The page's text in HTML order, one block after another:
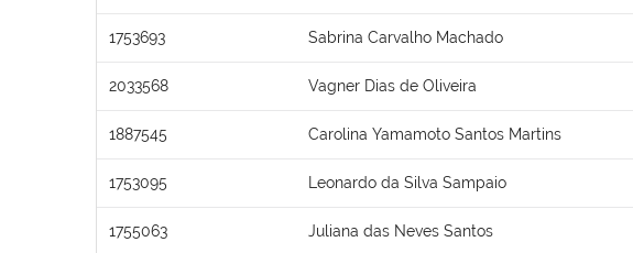
1753693 Sabrina Carvalho Machado
2033568 Vagner Dias de Oliveira
1887545 Carolina Yamamoto Santos Martins
1753095 Leonardo da Silva Sampaio
1755063 Juliana das Neves Santos